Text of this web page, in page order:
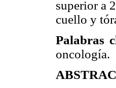
superior a
cuello y
Palabras
oncología.